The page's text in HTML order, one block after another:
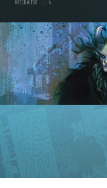
INTERVIEW 4